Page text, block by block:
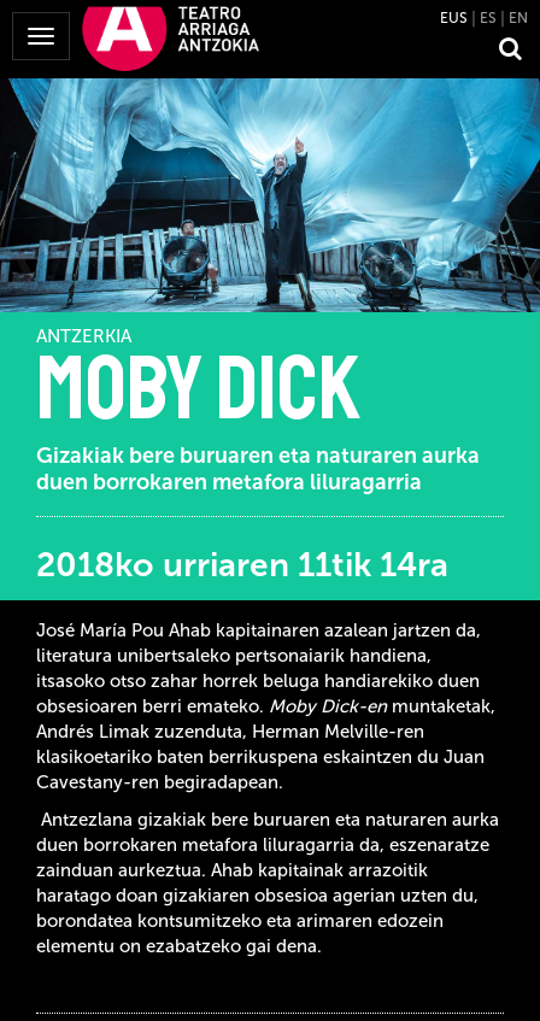
Menua
erakutsi
EUS ES EN
ANTZERKIA
Moby Dick
Gizakiak bere buruaren eta naturaren aurka
duen borrokaren metafora liluragarria
2018ko urriaren 11tik 14ra
José María Pou Ahab kapitainaren azalean jartzen da,
literatura unibertsaleko pertsonaiarik handiena,
itsasoko otso zahar horrek beluga handiarekiko duen
obsesioaren berri emateko. Moby Dick-enmuntaketak,
Andrés Limak zuzenduta, Herman Melville-ren
klasikoetariko baten berrikuspena eskaintzen du Juan
Cavestany-ren begiradapean.
Antzezlana gizakiak bere buruaren eta naturaren aurka
duen borrokaren metafora liluragarria da, eszenaratze
zainduan aurkeztua. Ahab kapitainak arrazoitik
haratago doan gizakiaren obsesioa agerian uzten du,
borondatea kontsumitzeko eta arimaren edozein
elementu on ezabatzeko gai dena.